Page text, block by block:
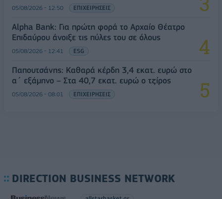
05/08/2026 - 12:50 ΕΠΙΧΕΙΡΗΣΕΙΣ
Alpha Bank: Για πρώτη φορά το Αρχαίο Θέατρο
Επιδαύρου άνοιξε τις πύλες του σε όλους
05/08/2026 - 12:41 ESG
Παπουτσάνης: Καθαρά κέρδη 3,4 εκατ. ευρώ στο
α΄ εξάμηνο – Στα 40,7 εκατ. ευρώ ο τζίρος
05/08/2026 - 08:01 ΕΠΙΧΕΙΡΗΣΕΙΣ
DIRECTION BUSINESS NETWORK